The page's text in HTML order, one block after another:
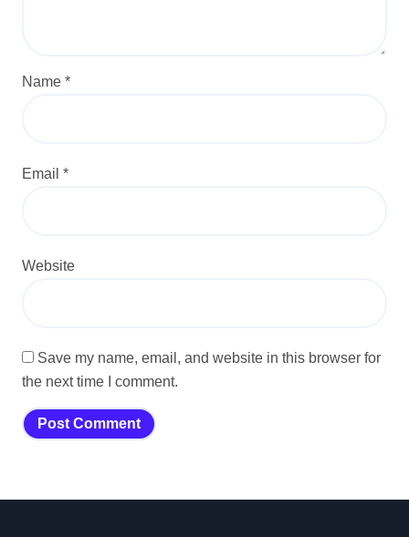
Name *
Email *
Website
Save my name, email, and website in this browser for
the next time I comment.